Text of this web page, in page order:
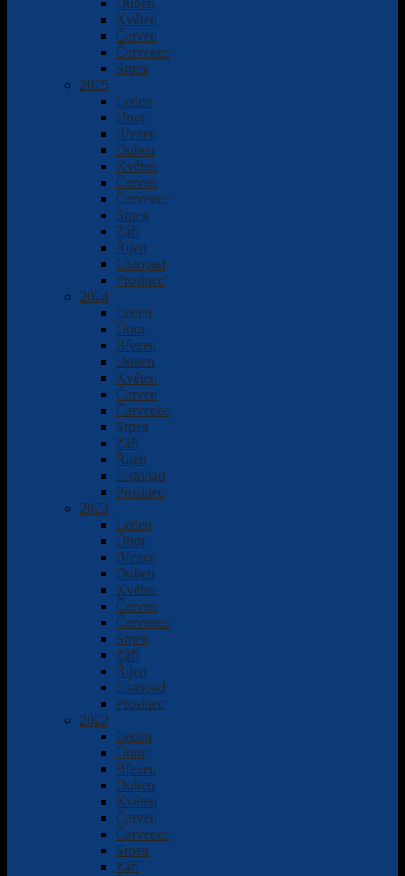
Duben
Květen
Červen
Červenec
Srpen
2025
Leden
Únor
Březen
Duben
Květen
Červen
Červenec
Srpen
Září
Říjen
Listopad
Prosinec
2024
Leden
Únor
Březen
Duben
Květen
Červen
Červenec
Srpen
Září
Říjen
Listopad
Prosinec
2023
Leden
Únor
Březen
Duben
Květen
Červen
Červenec
Srpen
Září
Říjen
Listopad
Prosinec
2022
Leden
Únor
Březen
Duben
Květen
Červen
Červenec
Srpen
Září